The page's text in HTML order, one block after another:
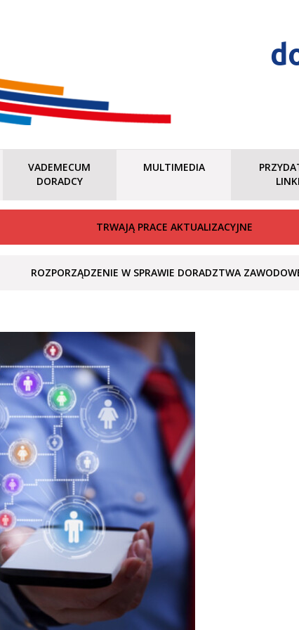
VADEMECUM
DORADCY
MULTIMEDIA
LINKI
TRWAJĄ PRACE AKTUALIZACYJNE
ROZPORZĄDZENIE W SPRAWIE DORADZTWA